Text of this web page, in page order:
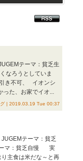
テーマ：貧乏生
なろうとしていま
き不可、 イオンシ
た、お家でイオ...
| 2019.03.19 Tue 00:37
テーマ：貧乏
ーマ：貧乏自慢 実
主食は米だな～と再